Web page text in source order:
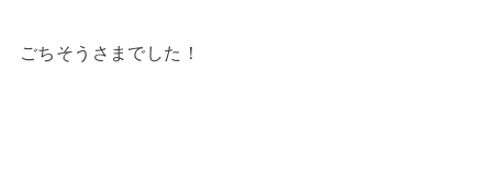
ごちそうさまでした！